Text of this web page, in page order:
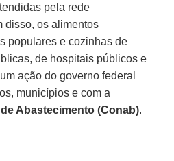
pela rede
disso, os alimentos
populares e cozinhas de
de hospitais públicos e
ação do governo federal
municípios e com a
Abastecimento (Conab).